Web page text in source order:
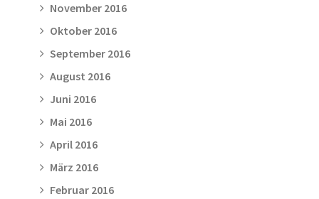
November 2016
Oktober 2016
September 2016
August 2016
Juni 2016
Mai 2016
April 2016
März 2016
Februar 2016